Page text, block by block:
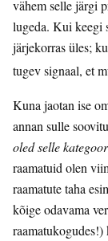
vähem selle järgi
lugeda. Kui keegi
järjekorras üles;
tugev signaal, et
Kuna jaotan ise
annan sulle
oled selle
raamatuid olen
raamatute taha
kõige odavama